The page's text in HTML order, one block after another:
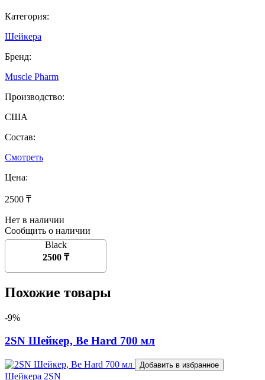
Категория:
Шейкера
Бренд:
Muscle Pharm
Производство:
США
Состав:
Смотреть
Цена:
2500 ₸
Нет в наличии
Сообщить о наличии
Black
2500 ₸
Похожие товары
-9%
2SN Шейкер, Be Hard 700 мл
Добавить в избранное
Шейкера 2SN